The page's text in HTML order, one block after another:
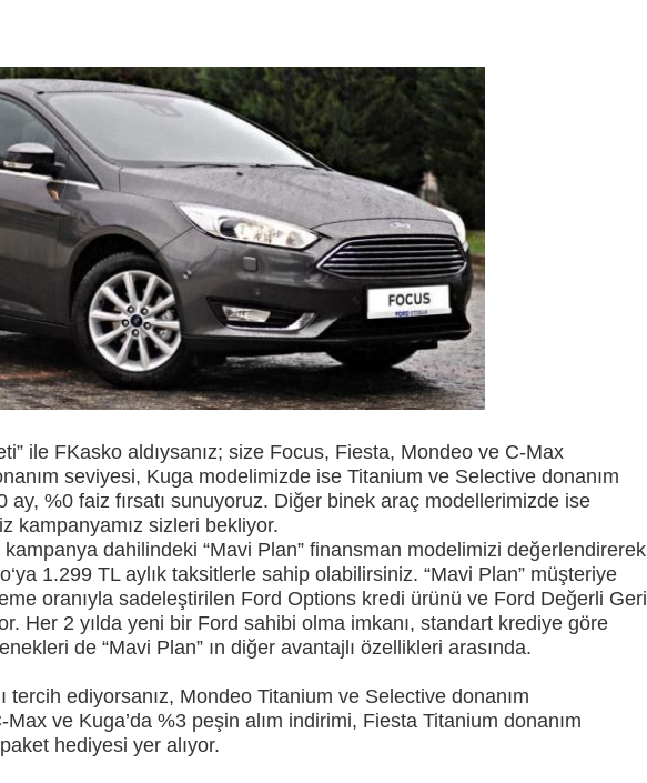
ile FKasko aldıysanız; size Focus, Fiesta, Mondeo ve C-Max
seviyesi, Kuga modelimizde ise Titanium ve Selective donanım
ay, %0 faiz fırsatı sunuyoruz. Diğer binek araç modellerimizde ise
kampanyamız sizleri bekliyor.
kampanya dahilindeki “Mavi Plan” finansman modelimizi değerlendirerek
1.299 TL aylık taksitlerle sahip olabilirsiniz. “Mavi Plan” müşteriye
oranıyla sadeleştirilen Ford Options kredi ürünü ve Ford Değerli Geri
Her 2 yılda yeni bir Ford sahibi olma imkanı, standart krediye göre
de “Mavi Plan” ın diğer avantajlı özellikleri arasında.
tercih ediyorsanız, Mondeo Titanium ve Selective donanım
ve Kuga’da %3 peşin alım indirimi, Fiesta Titanium donanım
hediyesi yer alıyor.